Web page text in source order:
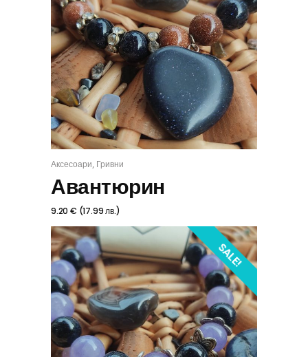
КУПИ
Аксесоари, Гривни
Авантюрин
9.20 € (17.99лв.)
SALE!